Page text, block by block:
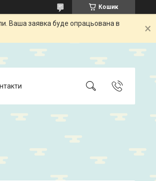
Кошик
Ваша заявка буде опрацьована в